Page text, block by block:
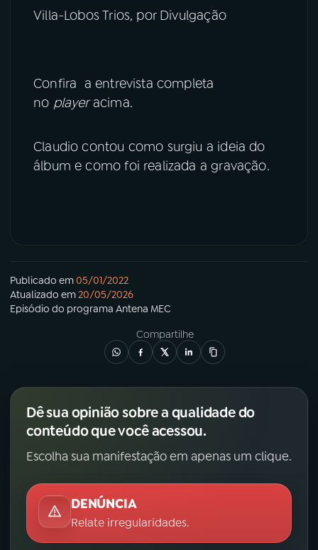
Villa-Lobos Trios, por Divulgação
Confira a entrevista completa
no playeracima.
Claudio contou como surgiu a ideia do
álbum e como foi realizada a gravação.
Publicado em05/01/2022
Atualizado em20/05/2026
Episódio do programa Antena MEC
Compartilhe
Dê sua opinião sobre a qualidade do
conteúdo que você acessou.
Escolha sua manifestação em apenas um clique.
DENÚNCIA
Relate irregularidades.